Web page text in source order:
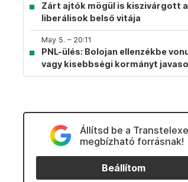
Zárt ajtók mögül is kiszivárgott a
liberálisok belső vitája
May 5. – 20:11
PNL-ülés: Bolojan ellenzékbe
vagy kisebbségi kormányt
Állítsd be a
megbízható forrásnak!
Beállítom